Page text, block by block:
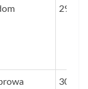
29
30